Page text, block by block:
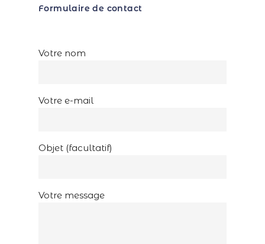
Formulaire de contact
Votre nom
Votre e-mail
Objet (facultatif)
Votre message